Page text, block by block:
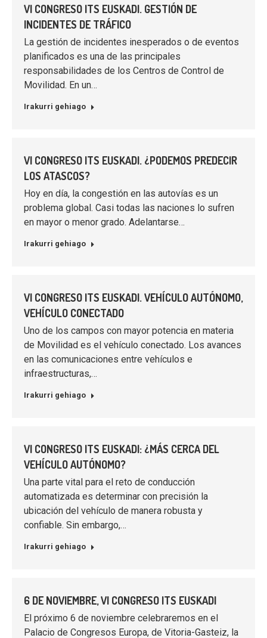
VI CONGRESO ITS EUSKADI. GESTIÓN DE
INCIDENTES DE TRÁFICO
La gestión de incidentes inesperados o de eventos
planificados es una de las principales
responsabilidades de los Centros de Control de
Movilidad. En un…
Irakurri gehiago
VI CONGRESO ITS EUSKADI. ¿PODEMOS PREDECIR
LOS ATASCOS?
Hoy en día, la congestión en las autovías es un
problema global. Casi todas las naciones lo sufren
en mayor o menor grado. Adelantarse…
Irakurri gehiago
VI CONGRESO ITS EUSKADI. VEHÍCULO AUTÓNOMO,
VEHÍCULO CONECTADO
Uno de los campos con mayor potencia en materia
de Movilidad es el vehículo conectado. Los avances
en las comunicaciones entre vehículos e
infraestructuras,…
Irakurri gehiago
VI CONGRESO ITS EUSKADI: ¿MÁS CERCA DEL
VEHÍCULO AUTÓNOMO?
Una parte vital para el reto de conducción
automatizada es determinar con precisión la
ubicación del vehículo de manera robusta y
confiable. Sin embargo,…
Irakurri gehiago
6 DE NOVIEMBRE, VI CONGRESO ITS EUSKADI
El próximo 6 de noviembre celebraremos en el
Palacio de Congresos Europa, de Vitoria-Gasteiz, la